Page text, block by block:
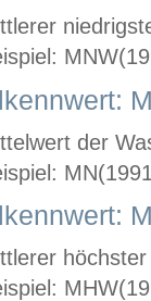
der